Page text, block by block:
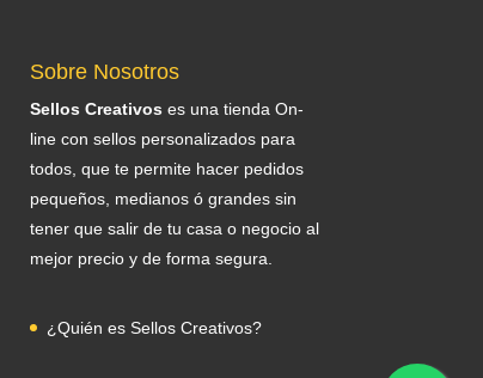
Sobre Nosotros
Sellos Creativos es una tienda On-
line con sellos personalizados para
todos, que te permite hacer pedidos
pequeños, medianos ó grandes sin
tener que salir de tu casa o negocio al
mejor precio y de forma segura.
¿Quién es Sellos Creativos?